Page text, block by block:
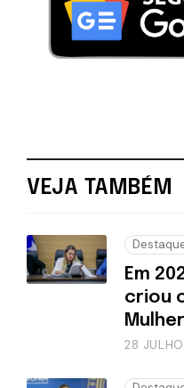
VEJA TAMBÉM
Em
criou
28